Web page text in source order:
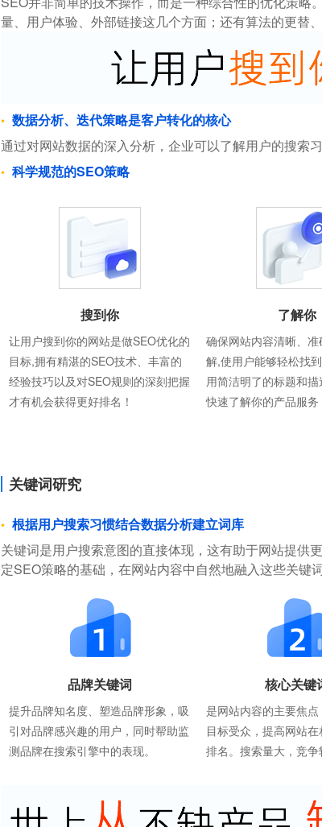
量、用户体验、外部链接这几个方面；还有算法的更替
数据分析、迭代策略是客户转化的核心
通过对网站数据的深入分析，企业可以了解用户的搜索
科学规范的SEO策略
搜到你
让用户搜到你的网站是做SEO优化的
目标,拥有精湛的SEO技术、丰富的
经验技巧以及对SEO规则的深刻把握
才有机会获得更好排名！
了解你
确保网站内容清晰、
解,使用户能够轻松找
用简洁明了的标题和
快速了解你的产品服务
关键词研究
根据用户搜索习惯结合数据分析建立词库
关键词是用户搜索意图的直接体现，这有助于网站提供
定SEO策略的基础，在网站内容中自然地融入这些关键
品牌关键词
提升品牌知名度、塑造品牌形象，吸
引对品牌感兴趣的用户，同时帮助监
测品牌在搜索引擎中的表现。
核心关键
是网站内容的主要焦
目标受众，提高网站
排名。搜索量大，竞争